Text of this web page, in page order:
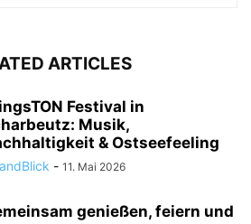
ARTICLES
Festival in
Musik,
& Ostseefeeling
- 11. Mai 2026
genießen, feiern und